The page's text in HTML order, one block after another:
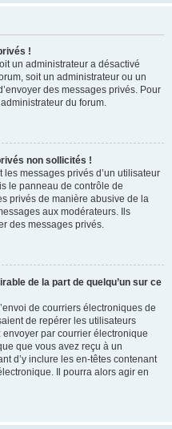
!
un administrateur a désactivé
soit un administrateur ou un
des messages privés. Pour
du forum.
non sollicités !
messages privés d’un utilisateur
le panneau de contrôle de
privés de manière abusive de la
aux modérateurs. Ils
des messages privés.
de la part de quelqu’un sur ce
de courriers électroniques de
de repérer les utilisateurs
par courrier électronique
que vous avez reçu à un
d’y inclure les en-têtes contenant
Il pourra alors agir en